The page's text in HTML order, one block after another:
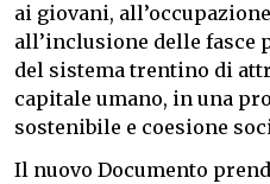
ai giovani,
all’inclusione delle fasce
del sistema trentino di
capitale umano, in una
sostenibile e coesione
Il nuovo Documento